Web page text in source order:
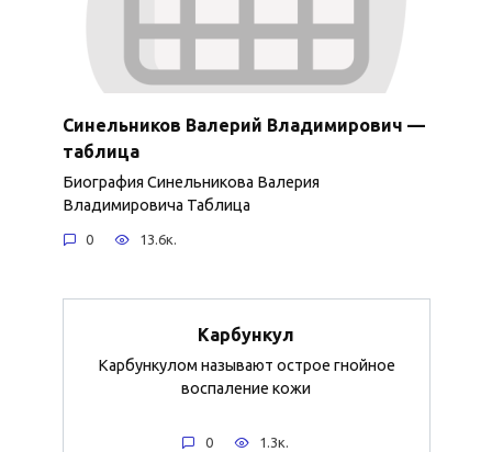
Синельников Валерий Владимирович —
таблица
Биография Синельникова Валерия
Владимировича Таблица
0 13.6к.
Карбункул
Карбункулом называют острое гнойное
воспаление кожи
0 1.3к.